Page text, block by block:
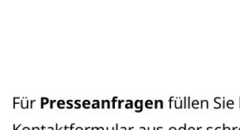
Für Presseanfragen füllen